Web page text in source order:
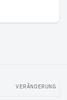
VERÄNDERUNG